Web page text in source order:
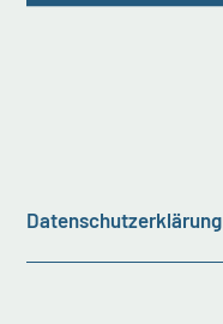
Datenschutzerklärung